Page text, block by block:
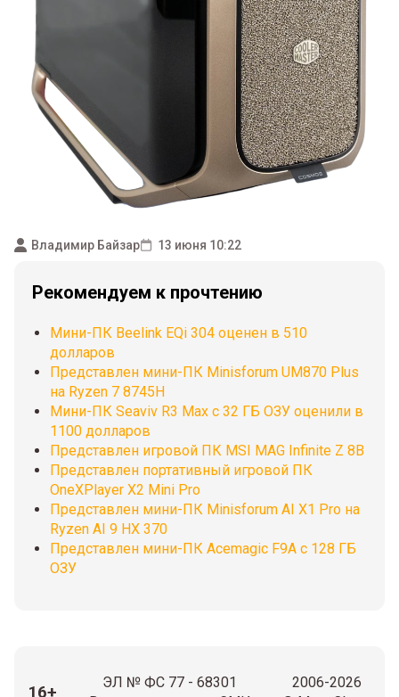
Владимир Байзар 13 июня 10:22
Рекомендуем к прочтению
Мини-ПК Beelink EQi 304 оценен в 510
долларов
Представлен мини-ПК Minisforum UM870 Plus
на Ryzen 7 8745H
Мини-ПК Seaviv R3 Max с 32 ГБ ОЗУ оценили в
1100 долларов
Представлен игровой ПК MSI MAG Infinite Z 8B
Представлен портативный игровой ПК
OneXPlayer X2 Mini Pro
Представлен мини-ПК Minisforum AI X1 Pro на
Ryzen AI 9 HX 370
Представлен мини-ПК Acemagic F9A с 128 ГБ
ОЗУ
16+
ЭЛ № ФС 77 - 68301
2006-2026